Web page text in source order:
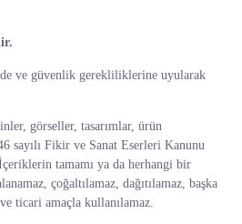
ve güvenlik gerekliliklerine uyularak
görseller, tasarımlar, ürün
sayılı Fikir ve Sanat Eserleri Kanunu
tamamı ya da herhangi bir
çoğaltılamaz, dağıtılamaz, başka
ticari amaçla kullanılamaz.